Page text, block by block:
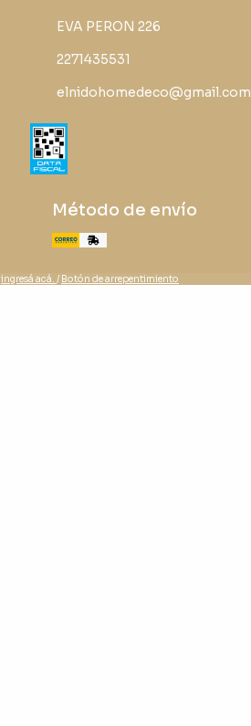
EVA PERON 226
2271435531
elnidohomedeco@gmail.com
Método de envío
ingresá acá. / Botón de arrepentimiento